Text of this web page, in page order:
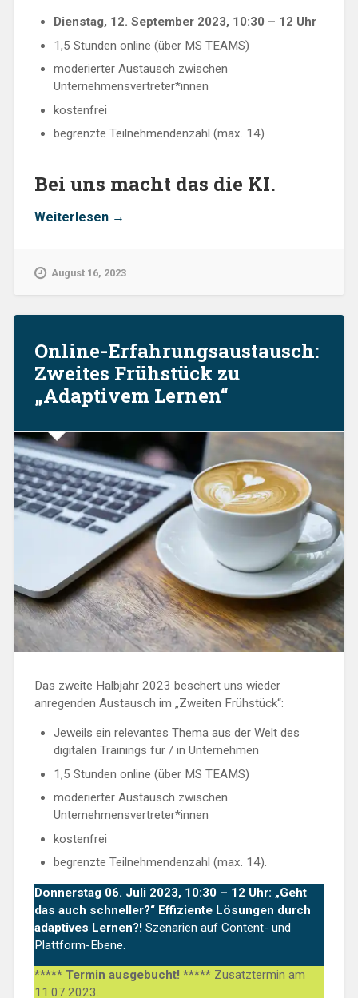
Dienstag, 12. September 2023, 10:30 – 12 Uhr
1,5 Stunden online (über MS TEAMS)
moderierter Austausch zwischen
Unternehmensvertreter*innen
kostenfrei
begrenzte Teilnehmendenzahl (max. 14)
Bei uns macht das die KI.
Weiterlesen „Künstlicher
Lernen
Online-
Austausch.“
→
August 16, 2023
Online-Erfahrungsaustausch:
Zweites Frühstück zu
„Adaptivem Lernen“
Das zweite Halbjahr 2023 beschert uns wieder
anregenden Austausch im „Zweiten Frühstück“:
Jeweils ein relevantes Thema aus der Welt des
digitalen Trainings für / in Unternehmen
1,5 Stunden online (über MS TEAMS)
moderierter Austausch zwischen
Unternehmensvertreter*innen
kostenfrei
begrenzte Teilnehmendenzahl (max. 14).
Donnerstag 06. Juli 2023, 10:30 – 12 Uhr: „Geht
das auch schneller?“ Effiziente Lösungen durch
adaptives Lernen?! Szenarien auf Content- und
Plattform-Ebene.
***** Termin ausgebucht! ***** Zusatztermin am
11.07.2023.